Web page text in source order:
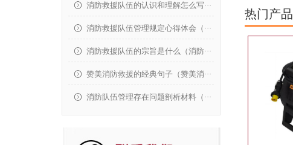
消防救援队伍的认识和理解怎么写···
消防救援队伍管理规定心得体会（···
消防救援队伍的宗旨是什么（消防···
赞美消防救援的经典句子（赞美消···
消防队伍管理存在问题剖析材料（···
热门产品